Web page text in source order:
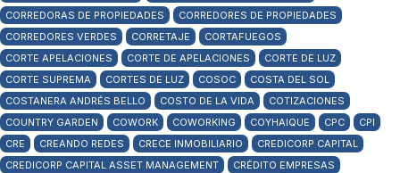
CORREDORAS DE PROPIEDADES
CORREDORES DE PROPIEDADES
CORREDORES VERDES
CORRETAJE
CORTAFUEGOS
CORTE APELACIONES
CORTE DE APELACIONES
CORTE DE LUZ
CORTE SUPREMA
CORTES DE LUZ COSOC
COSTA DEL SOL
COSTANERA ANDRÉS BELLO
COSTO DE LA VIDA
COTIZACIONES
COUNTRY GARDEN
COWORK COWORKING COYHAIQUE CPC
CPI
CRE
CREANDO REDES CRECE INMOBILIARIO
CREDICORP CAPITAL
CREDICORP CAPITAL ASSET MANAGEMENT
CRÉDITO EMPRESAS